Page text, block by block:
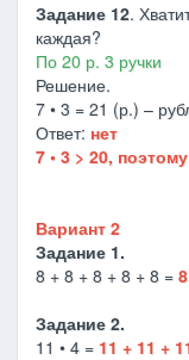
Задание 12.
каждая?
По 20 р. 3 ручки
Решение.
7 • 3 = 21 (р.) –
Ответ: нет
7 • 3 > 20,
Вариант 2
Задание 1.
8 + 8 + 8 + 8 + 8 = 8
Задание 2.
11 • 4 = 11 + 11 +